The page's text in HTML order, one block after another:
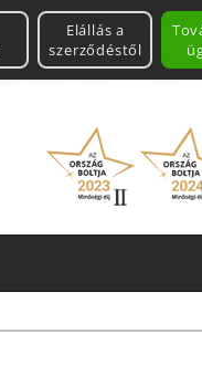
Elállás a
szerződéstől